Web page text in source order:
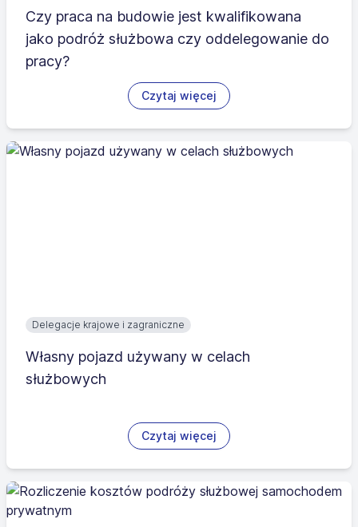
Czy praca na budowie jest kwalifikowana
jako podróż służbowa czy oddelegowanie do
pracy?
Czytaj więcej
Delegacje krajowe i zagraniczne
Własny pojazd używany w celach
służbowych
Czytaj więcej